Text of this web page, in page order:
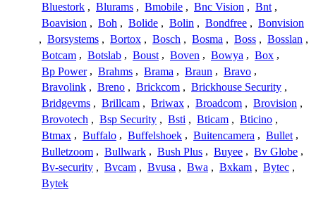
Bluestork , Blurams , Bmobile , Bnc Vision , Bnt ,
Boavision , Boh , Bolide , Bolin , Bondfree , Bonvision
, Borsystems , Bortox , Bosch , Bosma , Boss , Bosslan ,
Botcam , Botslab , Boust , Boven , Bowya , Box ,
Bp Power , Brahms , Brama , Braun , Bravo ,
Bravolink , Breno , Brickcom , Brickhouse Security ,
Bridgevms , Brillcam , Briwax , Broadcom , Brovision ,
Brovotech , Bsp Security , Bsti , Bticam , Bticino ,
Btmax , Buffalo , Buffelshoek , Buitencamera , Bullet ,
Bulletzoom , Bullwark , Bush Plus , Buyee , Bv Globe ,
Bv-security , Bvcam , Bvusa , Bwa , Bxkam , Bytec ,
Bytek